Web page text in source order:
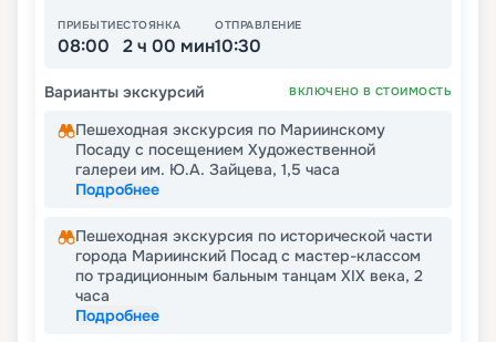
ПРИБЫТИЕ
08:00
СТОЯНКА
2 ч 00 мин
ОТПРАВЛЕНИЕ
10:30
Варианты экскурсий ВКЛЮЧЕНО В СТОИМОСТЬ
Пешеходная экскурсия по Мариинскому
Посаду с посещением Художественной
галереи им. Ю.А. Зайцева, 1,5 часа
Подробнее
Пешеходная экскурсия по исторической части
города Мариинский Посад с мастер-классом
по традиционным бальным танцам XIX века, 2
часа
Подробнее